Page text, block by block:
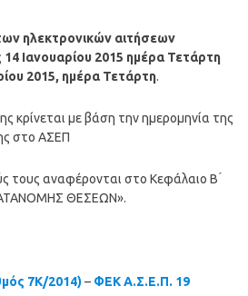
ηλεκτρονικών αιτήσεων
14 Ιανουαρίου 2015 ηµέρα Τετάρτη
2015, ηµέρα Τετάρτη.
κρίνεται µε βάση την ηµεροµηνία της
στο ΑΣΕΠ
τους αναφέρονται στο Κεφάλαιο Β
ΘΕΣΕΩΝ».
7Κ/2014)– ΦΕΚ Α.Σ.Ε.Π. 19